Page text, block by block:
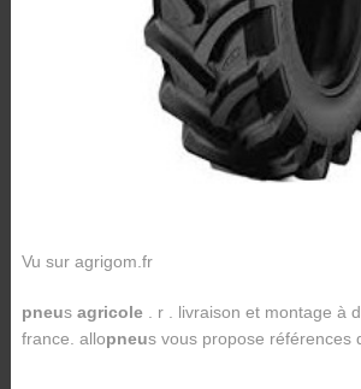
Vu sur agrigom.fr
pneus agricole. r . livraison et montage à
france. allopneus vous propose références